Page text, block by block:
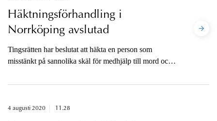
Häktningsförhandling i
Norrköping avslutad
Tingsrätten har beslutat att häkta en person som
misstänkt på sannolika skäl för medhjälp till mord och
snabbmatsrestaurang i Ingelsta i Norrköping den 9 april
4 augusti 2020 11.28